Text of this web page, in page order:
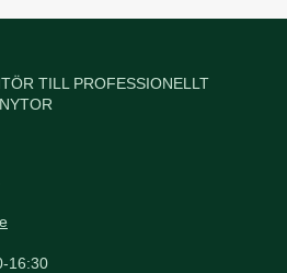
TILL PROFESSIONELLT
16:30